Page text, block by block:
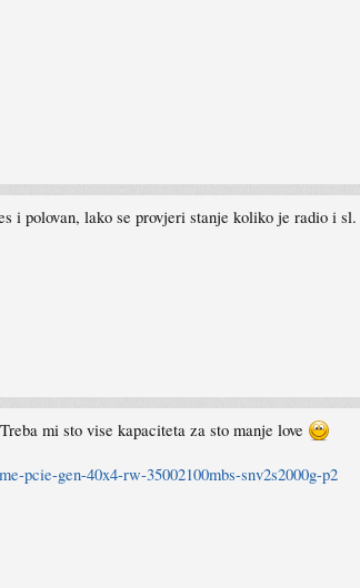
i polovan, lako se provjeri stanje koliko je radio i sl.
mi sto vise kapaciteta za sto manje love
pcie-gen-40x4-rw-35002100mbs-snv2s2000g-p2